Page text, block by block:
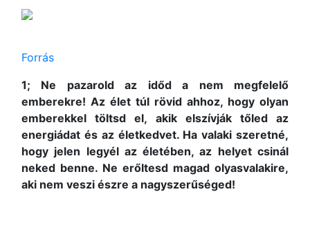
Forrás
1; Ne pazarold az időd a nem megfelelő
emberekre! Az élet túl rövid ahhoz, hogy olyan
emberekkel töltsd el, akik elszívják tőled az
energiádat és az életkedvet. Ha valaki szeretné,
hogy jelen legyél az életében, az helyet csinál
neked benne. Ne erőltesd magad olyasvalakire,
aki nem veszi észre a nagyszerűséged!